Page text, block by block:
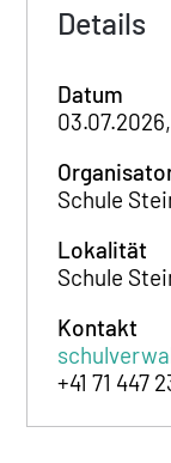
Details
Datum
Schule
Lokalität
Schule
Kontakt
+41 71 447